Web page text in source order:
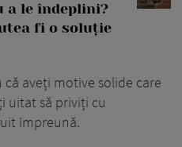
a le îndeplini?
fi o soluție
aveți motive solide care
uitat să priviți cu
împreună.